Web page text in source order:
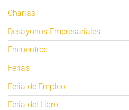
Charlas
Desayunos Empresariales
Encuentros
Ferias
Feria de Empleo
Feria del Libro